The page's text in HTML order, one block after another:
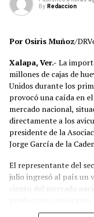
localizados para
Autoridades educativas
institucional cuyo
universidad opere bajo
transparencia,
miles de estudiantes
El Gobierno del Estado
investigaciones se
respetando el debido
responsabilidades
By Redaccion
Por Osiris Muñoz/
Xalapa, Ver.- La
millones de cajas de
Unidos durante los
provocó una caída en
mercado nacional,
directamente a los
presidente de la
Jorge García de la
El representante del
julio ingresó al país un
ciento del mercado
mantenerse